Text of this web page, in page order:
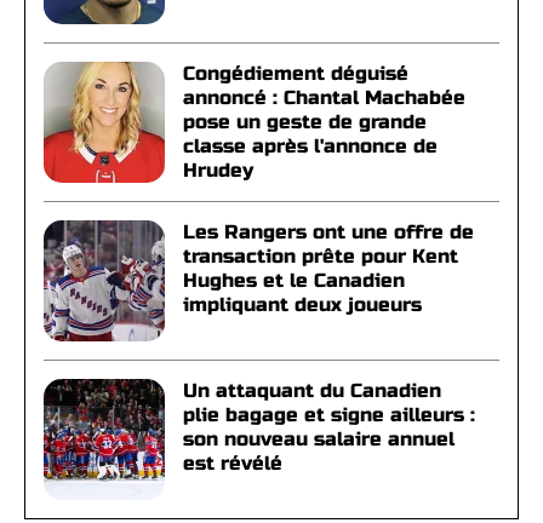
Congédiement déguisé
annoncé : Chantal Machabée
pose un geste de grande
classe après l'annonce de
Hrudey
Les Rangers ont une offre de
transaction prête pour Kent
Hughes et le Canadien
impliquant deux joueurs
Un attaquant du Canadien
plie bagage et signe ailleurs :
son nouveau salaire annuel
est révélé